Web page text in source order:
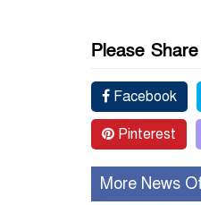
Please
Facebook
Pinterest
More News